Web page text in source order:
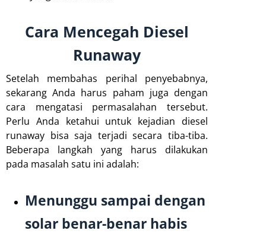
Cara Mencegah Diesel
Runaway
Setelah membahas perihal penyebabnya,
sekarang Anda harus paham juga dengan
cara mengatasi permasalahan tersebut.
Perlu Anda ketahui untuk kejadian diesel
runaway bisa saja terjadi secara tiba-tiba.
Beberapa langkah yang harus dilakukan
pada masalah satu ini adalah:
Menunggu sampai dengan
solar benar-benar habis